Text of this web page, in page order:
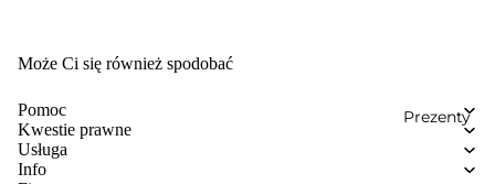
Prezenty
Może Ci się również spodobać
Pomoc
Kwestie prawne
Usługa
Info